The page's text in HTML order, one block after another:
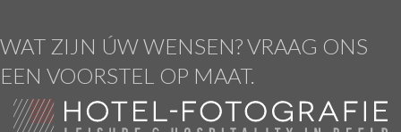
WAT ZIJN ÚW WENSEN? VRAAG ONS
EEN VOORSTEL OP MAAT.